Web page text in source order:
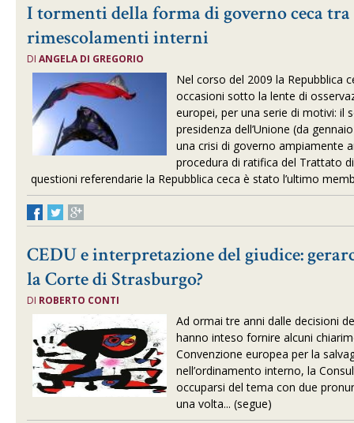
I tormenti della forma di governo ceca
rimescolamenti interni
DIANGELA DI GREGORIO
Nel corso del 2009 la Repubblica
occasioni sotto la lente di
europei, per una serie di motivi: il
presidenza dell’Unione (da
una crisi di governo ampiamente
procedura di ratifica del Trattato
questioni referendarie la Repubblica ceca è stato l’ultimo
CEDU e interpretazione del giudice:
la Corte di Strasburgo?
DI ROBERTO CONTI
Ad ormai tre anni dalle decisioni
hanno inteso fornire alcuni
Convenzione europea per la
nell’ordinamento interno, la
occuparsi del tema con due
una volta... (segue)